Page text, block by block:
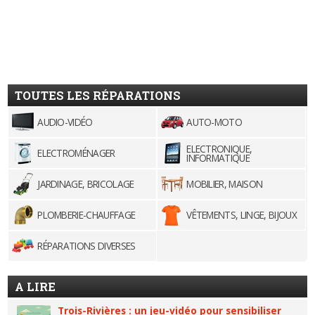
TOUTES LES RÉPARATIONS
AUDIO-VIDÉO AUTO-MOTO
ELECTROMÉNAGER ELECTRONIQUE,
INFORMATIQUE
JARDINAGE, BRICOLAGE
MOBILIER, MAISON
PLOMBERIE-CHAUFFAGE VÊTEMENTS, LINGE, BIJOUX
RÉPARATIONS DIVERSES
A LIRE
Trois-Rivières : un jeu-vidéo pour sensibiliser